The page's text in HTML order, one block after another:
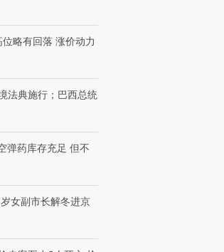
略有回落 涨价动力
法典施行；巴西总统
弹药库存充足 但不
女副市长解冬进京